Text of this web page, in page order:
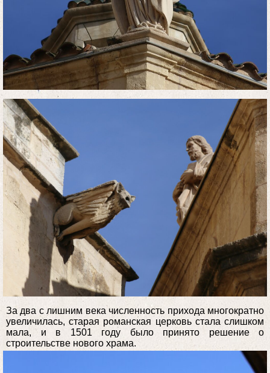
За два с лишним века численность прихода многократно
увеличилась, старая романская церковь стала слишком
мала, и в 1501 году было принято решение о
строительстве нового храма.